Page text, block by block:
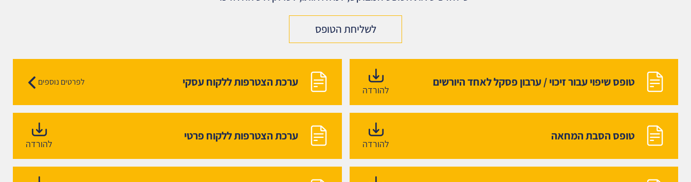
לשליחת הטופס
טופס שיפוי עבור זיכוי / ערבון פסקל לאחד היורשים
להורדה
ערכת הצטרפות ללקוח עסקי לפרטים נוספים
טופס הסבת המחאה
להורדה
ערכת הצטרפות ללקוח פרטי
להורדה